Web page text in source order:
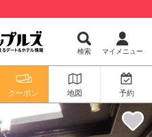
検索 マイメニュー
クーポン 地図 予約